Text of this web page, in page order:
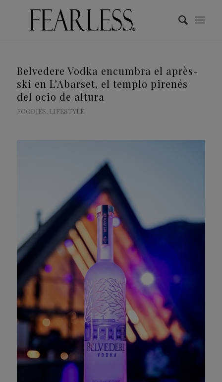
Belvedere Vodka encumbra el après-
ski en L’Abarset, el templo pirenés
del ocio de altura
FOODIES, LIFESTYLE